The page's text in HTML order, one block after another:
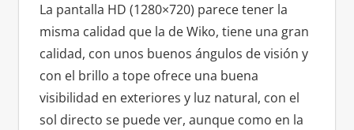
La pantalla HD (1280×720) parece tener la
misma calidad que la de Wiko, tiene una gran
calidad, con unos buenos ángulos de visión y
con el brillo a tope ofrece una buena
visibilidad en exteriores y luz natural, con el
sol directo se puede ver, aunque como en la